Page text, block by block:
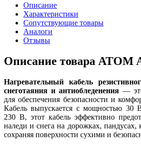
Описание
Характеристики
Сопутствующие товары
Аналоги
Отзывы
Описание товара ATOM
Нагревательный кабель
снеготаяния и антиобледенения —
для обеспечения безопасности и
Кабель выпускается с мощностью 30
230 В, этот кабель эффективно
наледи и снега на дорожках, пандусах,
сохраняя поверхности сухими и